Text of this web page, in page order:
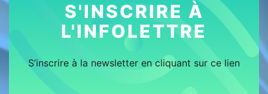
S'INSCRIRE À
L'INFOLETTRE
S’inscrire à la newsletter en cliquant sur ce lien